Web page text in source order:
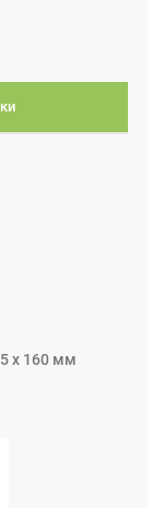
встроенного
на
на
х 160 мм